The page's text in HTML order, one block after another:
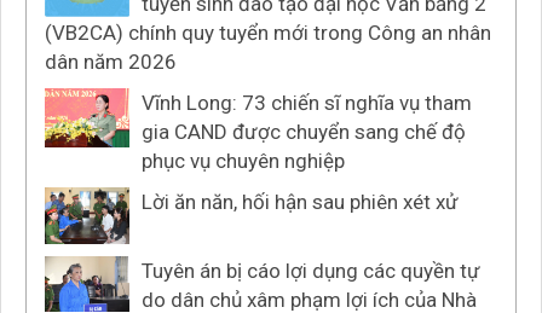
(VB2CA) chính quy tuyển mới trong Công an nhân
dân năm 2026
Vĩnh Long: 73 chiến sĩ nghĩa vụ tham
gia CAND được chuyển sang chế độ
phục vụ chuyên nghiệp
Lời ăn năn, hối hận sau phiên xét xử
Tuyên án bị cáo lợi dụng các quyền tự
do dân chủ xâm phạm lợi ích của Nhà